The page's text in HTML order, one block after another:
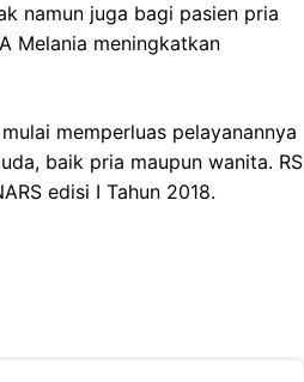
namun juga bagi pasien pria
Melania meningkatkan
memperluas pelayanannya
baik pria maupun wanita. RS
edisi I Tahun 2018.